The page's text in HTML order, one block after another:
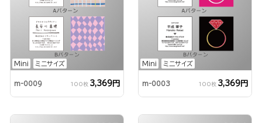
Mini ミニサイズ
m-0009 100枚 3,369円
Mini ミニサイズ
m-0003 100枚 3,369円